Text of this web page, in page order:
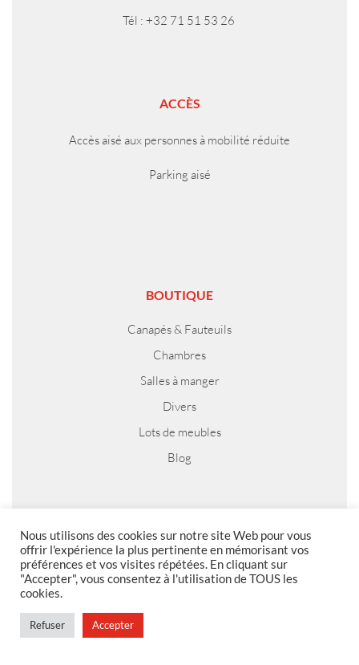
Tél : +32 71 51 53 26
ACCÈS
Accès aisé aux personnes à mobilité réduite
Parking aisé
BOUTIQUE
Canapés & Fauteuils
Chambres
Salles à manger
Divers
Lots de meubles
Blog
MENTIONS LEGALES
Foire aux questions
Politique de confidentialité
Conditions générales de vente en magasin
Nous utilisons des cookies sur notre site Web pour vous
offrir l'expérience la plus pertinente en mémorisant vos
préférences et vos visites répétées. En cliquant sur
"Accepter", vous consentez à l'utilisation de TOUS les
cookies.
Refuser Accepter